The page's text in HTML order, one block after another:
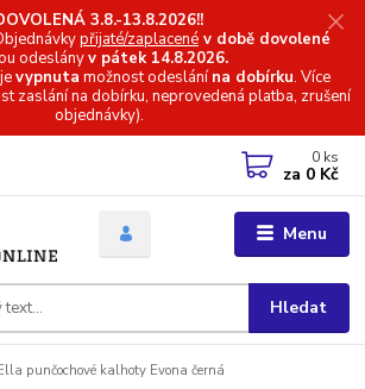
3.8.-13.8.2026!!
přijaté/zaplacené v době dovolené
odeslányv pátek 14.8.2026.
vypnuta možnost odeslánína dobírku. Více
zaslání na dobírku, neprovedená platba, zrušení
objednávky).
Menu
Hledat
0 ks
za 0 Kč
punčochové kalhoty Evona černá